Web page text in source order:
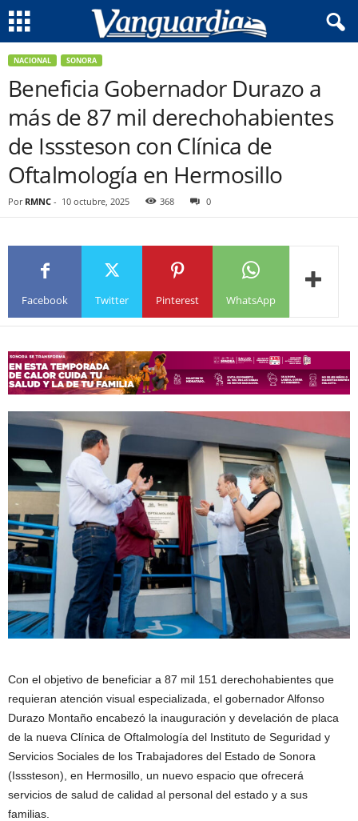
NACIONAL SONORA
Beneficia Gobernador Durazo a
más de 87 mil derechohabientes
de Isssteson con Clínica de
Oftalmología en Hermosillo
Por RMNC - 10 octubre, 2025 368 0
Facebook Twitter Pinterest WhatsApp
Con el objetivo de beneficiar a 87 mil 151 derechohabientes que
requieran atención visual especializada, el gobernador Alfonso
Durazo Montaño encabezó la inauguración y develación de placa
de la nueva Clínica de Oftalmología del Instituto de Seguridad y
Servicios Sociales de los Trabajadores del Estado de Sonora
(Isssteson), en Hermosillo, un nuevo espacio que ofrecerá
servicios de salud de calidad al personal del estado y a sus
familias.